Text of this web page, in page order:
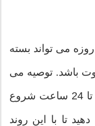
می تواند بسته
باشد. توصیه می
شود با روزه های کوتاه تری مانند 12 تا 24 ساعت شروع
تا با این روند